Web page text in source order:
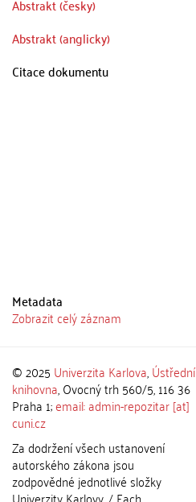
Abstrakt (česky)
Abstrakt (anglicky)
Citace dokumentu
Metadata
Zobrazit celý záznam
© 2025 Univerzita Karlova,Ústřední
knihovna, Ovocný trh 560/5, 116 36
Praha 1;email: admin-repozitar [at]
cuni.cz
Za dodržení všech ustanovení
autorského zákona jsou
zodpovědné jednotlivé složky